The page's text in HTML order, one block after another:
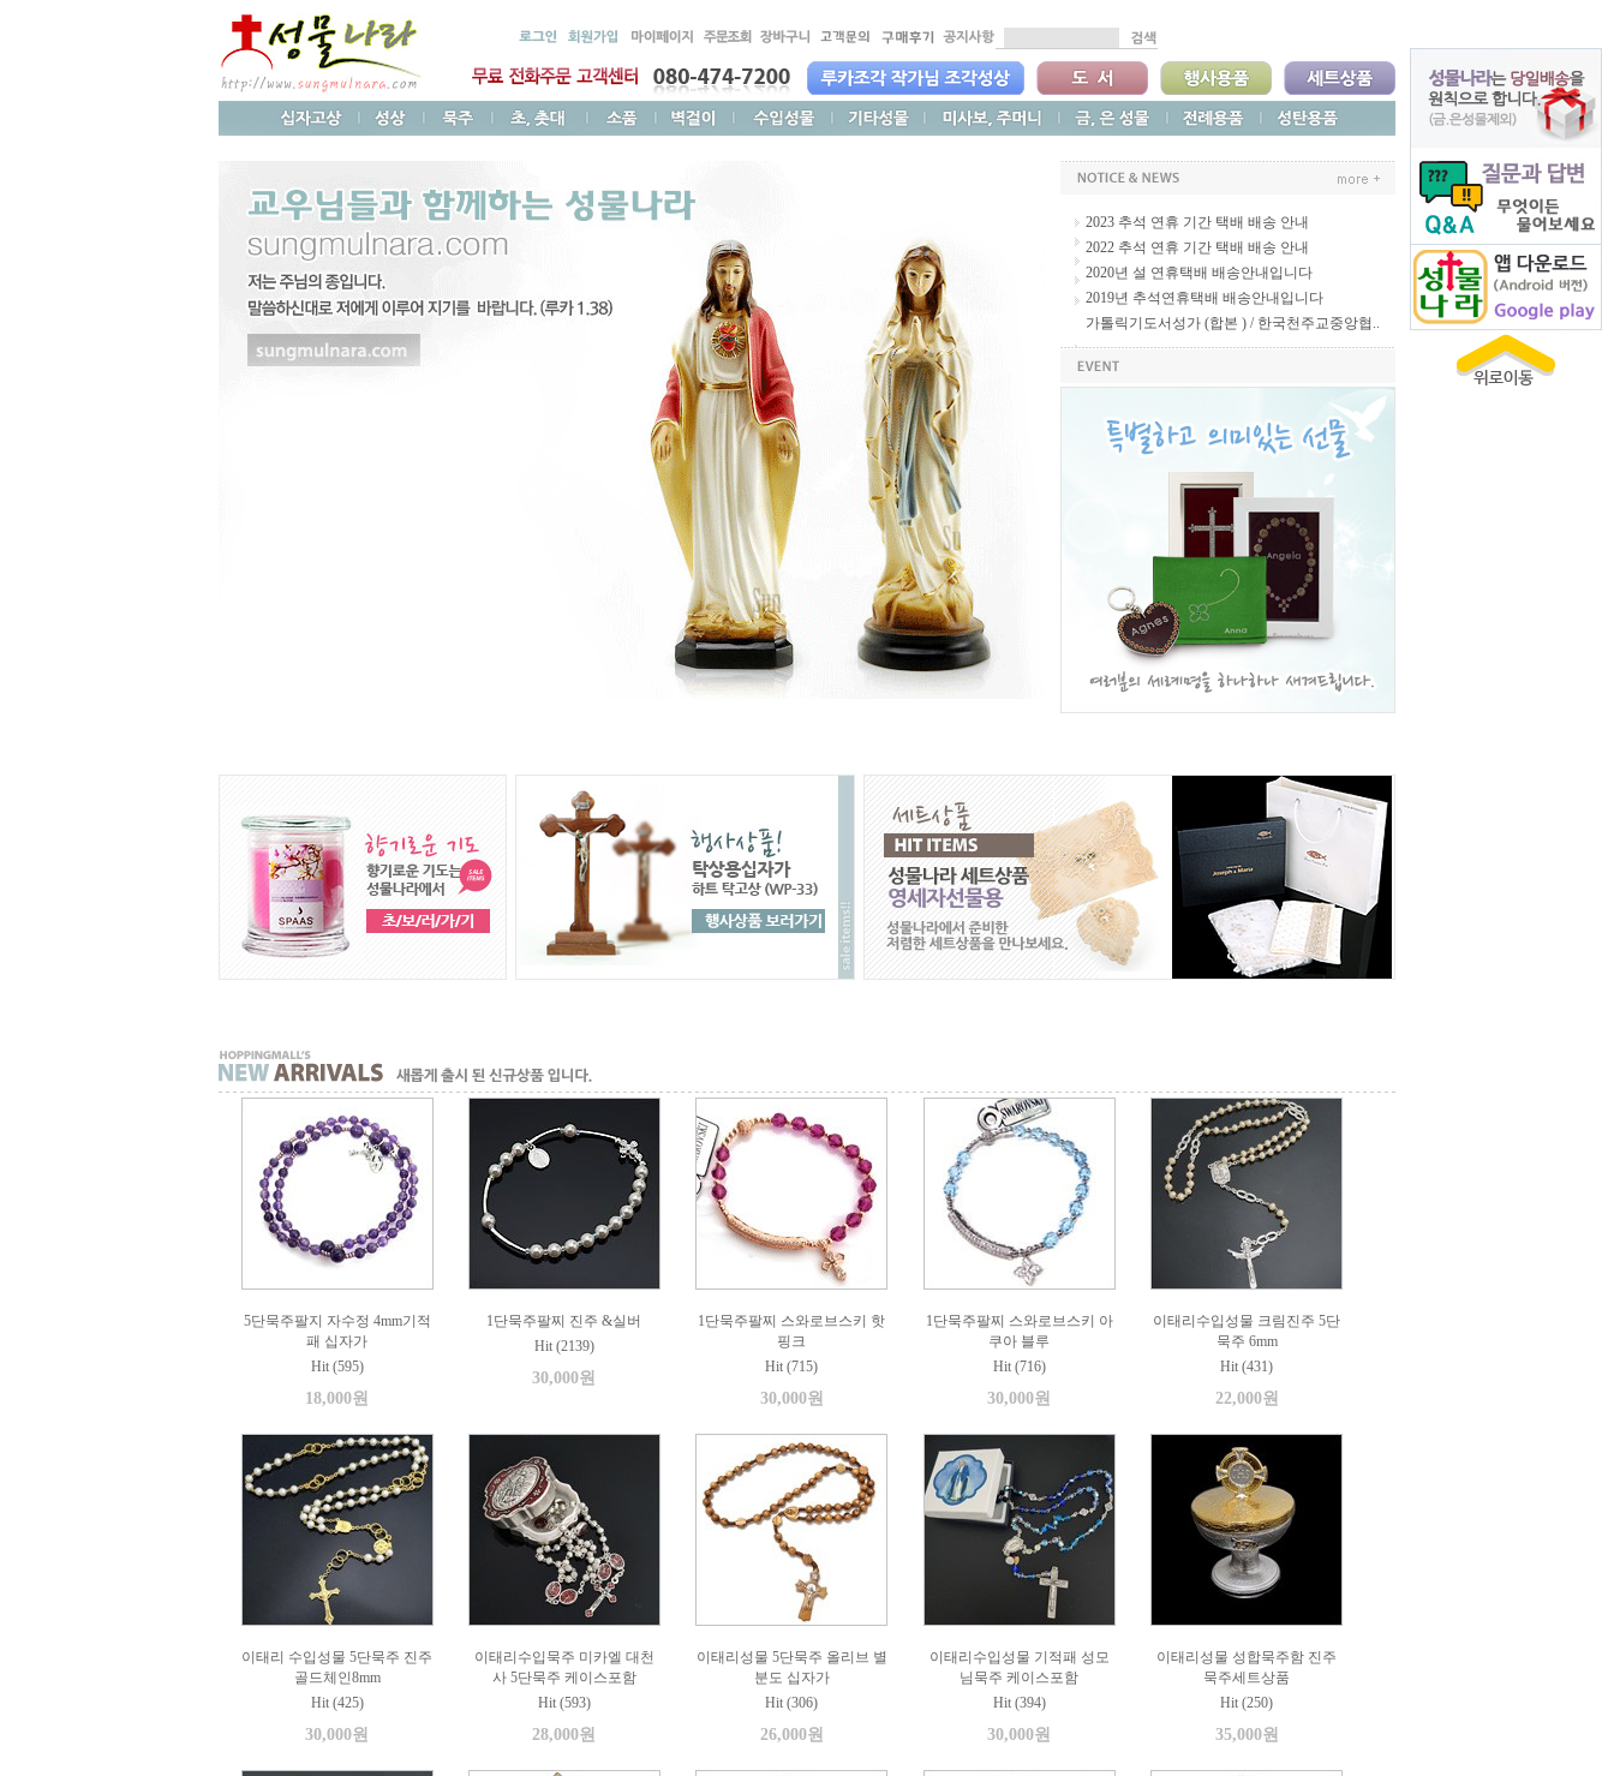
2023 추석 연휴 기간 택배 배송 안내
2022 추석 연휴 기간 택배 배송 안내
2020년 설 연휴택배 배송안내입니다
2019년 추석연휴택배 배송안내입니다
가톨릭기도서성가 (합본 ) / 한국천주교중앙협..
5단묵주팔지 자수정 4mm기적
패 십자가
Hit (595)
18,000원
1단묵주팔찌 진주 &실버
Hit (2139)
30,000원
1단묵주팔찌 스와로브스키 핫
핑크
Hit (715)
30,000원
1단묵주팔찌 스와로브스키 아
쿠아 블루
Hit (716)
30,000원
이태리수입성물 크림진주 5단
묵주 6mm
Hit (431)
22,000원
이태리 수입성물 5단묵주 진주
골드체인8mm
Hit (425)
30,000원
이태리수입묵주 미카엘 대천
사 5단묵주 케이스포함
Hit (593)
28,000원
이태리성물 5단묵주 올리브 별
분도 십자가
Hit (306)
26,000원
이태리수입성물 기적패 성모
님묵주 케이스포함
Hit (394)
30,000원
이태리성물 성합묵주함 진주
묵주세트상품
Hit (250)
35,000원